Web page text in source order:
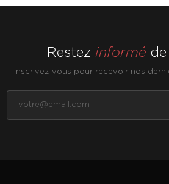
Restez informé
Inscrivez-vous pour recevoir nos